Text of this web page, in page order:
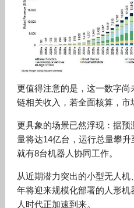
更值得注意的是，这一数字
链相关收入，若全面核算，市
更具象的场景已然浮现：据预
量将达14亿台，运行总量攀
就有8台机器人协同工作。
从近期潜力突出的小型无人
年将迎来规模化部署的人形
人时代正加速到来。